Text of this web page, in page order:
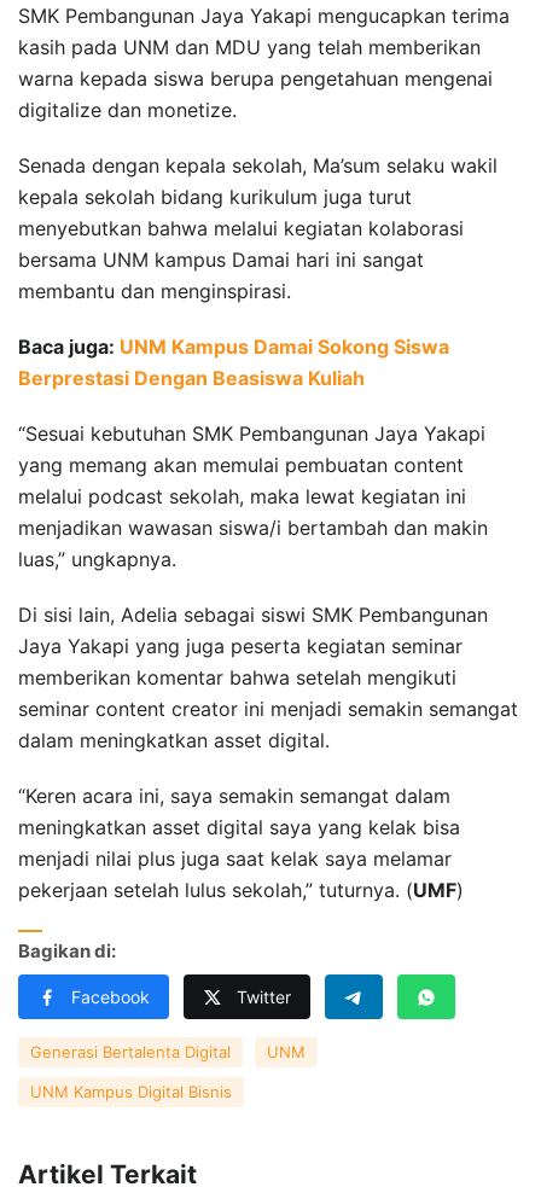
SMK Pembangunan Jaya Yakapi mengucapkan terima
kasih pada UNM dan MDU yang telah memberikan
warna kepada siswa berupa pengetahuan mengenai
digitalize dan monetize.
Senada dengan kepala sekolah, Ma’sum selaku wakil
kepala sekolah bidang kurikulum juga turut
menyebutkan bahwa melalui kegiatan kolaborasi
bersama UNM kampus Damai hari ini sangat
membantu dan menginspirasi.
Baca juga: UNM Kampus Damai Sokong Siswa
Berprestasi Dengan Beasiswa Kuliah
“Sesuai kebutuhan SMK Pembangunan Jaya Yakapi
yang memang akan memulai pembuatan content
melalui podcast sekolah, maka lewat kegiatan ini
menjadikan wawasan siswa/i bertambah dan makin
luas,” ungkapnya.
Di sisi lain, Adelia sebagai siswi SMK Pembangunan
Jaya Yakapi yang juga peserta kegiatan seminar
memberikan komentar bahwa setelah mengikuti
seminar content creator ini menjadi semakin semangat
dalam meningkatkan asset digital.
“Keren acara ini, saya semakin semangat dalam
meningkatkan asset digital saya yang kelak bisa
menjadi nilai plus juga saat kelak saya melamar
pekerjaan setelah lulus sekolah,” tuturnya. (UMF)
Bagikan di:
Facebook Twitter
Generasi Bertalenta Digital UNM
UNM Kampus Digital Bisnis
Artikel Terkait